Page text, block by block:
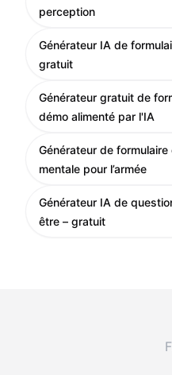
perception
Générateur IA de
gratuit
Générateur gratuit de
démo alimenté par l'IA
Générateur de formulaire
mentale pour l’armée
Générateur IA de
être – gratuit